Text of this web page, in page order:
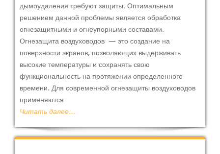
дымоудаления требуют защиты. Оптимальным
решением данной проблемы является обработка
огнезащитными и огнеупорными составами.
Огнезащита воздуховодов — это создание на
поверхности экранов, позволяющих выдерживать
высокие температуры и сохранять свою
функциональность на протяжении определенного
времени. Для современной огнезащиты воздуховодов
применяются
Читать далее…